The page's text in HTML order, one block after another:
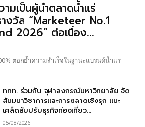
มเป็นผู้นำตลาดน้ำแร่
งวัล “Marketeer No.1
2026” ต่อเนื่อง...
ตอกย้ำความสำเร็จในฐานะแบรนด์น้ำแร่
ททท. ร่วมกับ จุฬาลงกรณ์มหาวิทยาลัย จัด
สัมมนาวิชาการและการตลาดเชิงรุก แนะ
เคล็ดลับปรับธุรกิจท่องเที่ยว...
05/08/2026